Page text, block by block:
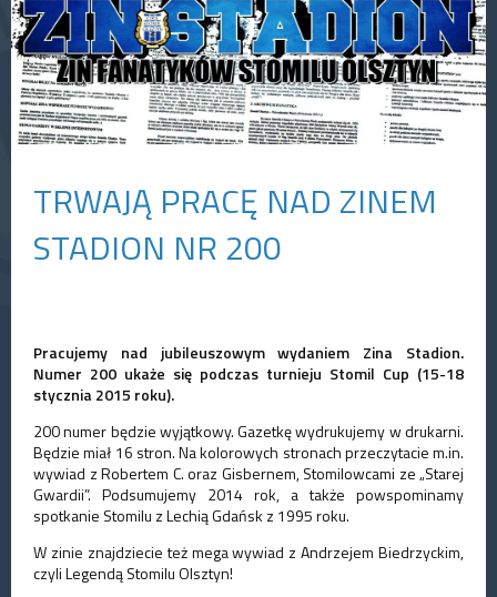
TRWAJĄ PRACĘ NAD ZINEM
STADION NR 200
Pracujemy nad jubileuszowym wydaniem Zina Stadion.
Numer 200 ukaże się podczas turnieju Stomil Cup (15-18
stycznia 2015 roku).
200 numer będzie wyjątkowy. Gazetkę wydrukujemy w drukarni.
Będzie miał 16 stron. Na kolorowych stronach przeczytacie m.in.
wywiad z Robertem C. oraz Gisbernem, Stomilowcami ze „Starej
Gwardii”. Podsumujemy 2014 rok, a także powspominamy
spotkanie Stomilu z Lechią Gdańsk z 1995 roku.
W zinie znajdziecie też mega wywiad z Andrzejem Biedrzyckim,
czyli Legendą Stomilu Olsztyn!